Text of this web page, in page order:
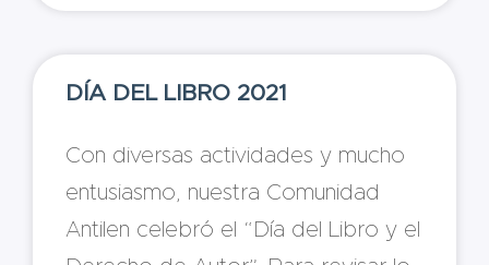
DÍA DEL LIBRO 2021
Con diversas actividades y mucho
entusiasmo, nuestra Comunidad
Antilen celebró el “Día del Libro y el